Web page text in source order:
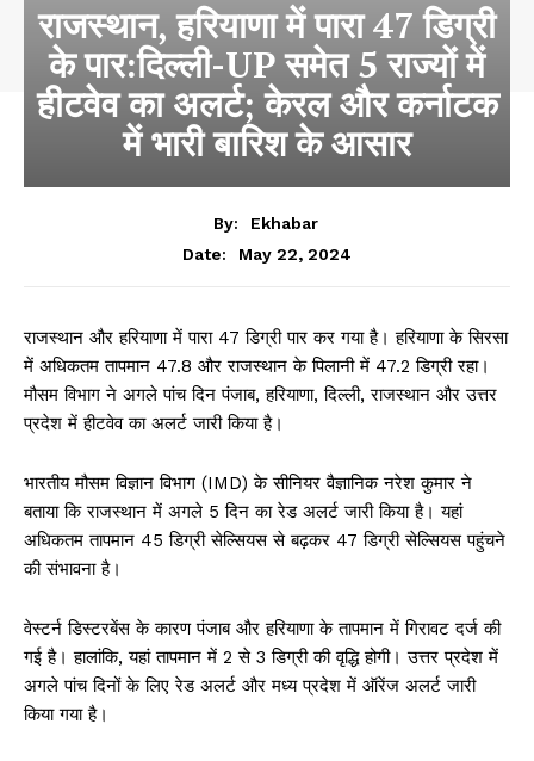
राजस्थान, हरियाणा में पारा 47 डिग्री
के पार:दिल्ली-UP समेत 5 राज्यों में
हीटवेव का अलर्ट; केरल और कर्नाटक
में भारी बारिश के आसार
By:
Ekhabar
Date:
May 22, 2024
राजस्थान और हरियाणा में पारा 47 डिग्री पार कर गया है। हरियाणा के सिरसा
में अधिकतम तापमान 47.8 और राजस्थान के पिलानी में 47.2 डिग्री रहा।
मौसम विभाग ने अगले पांच दिन पंजाब, हरियाणा, दिल्ली, राजस्थान और उत्तर
प्रदेश में हीटवेव का अलर्ट जारी किया है।
भारतीय मौसम विज्ञान विभाग (IMD) के सीनियर वैज्ञानिक नरेश कुमार ने
बताया कि राजस्थान में अगले 5 दिन का रेड अलर्ट जारी किया है। यहां
अधिकतम तापमान 45 डिग्री सेल्सियस से बढ़कर 47 डिग्री सेल्सियस पहुंचने
की संभावना है।
वेस्टर्न डिस्टरबेंस के कारण पंजाब और हरियाणा के तापमान में गिरावट दर्ज की
गई है। हालांकि, यहां तापमान में 2 से 3 डिग्री की वृद्धि होगी। उत्तर प्रदेश में
अगले पांच दिनों के लिए रेड अलर्ट और मध्य प्रदेश में ऑरेंज अलर्ट जारी
किया गया है।